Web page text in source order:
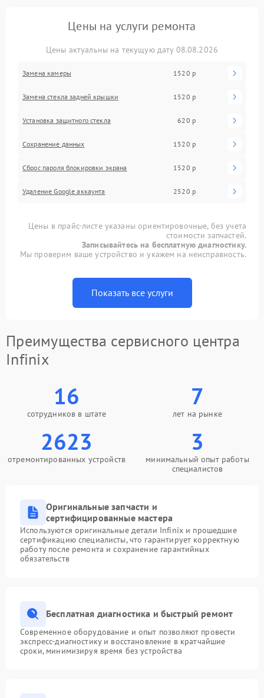
Цены на услуги ремонта
Цены актуальны на текущую дату 08.08.2026
Замена камеры 1520 р
Замена стекла задней крышки 1520 р
Установка защитного стекла 620 р
Сохранение данных 1520 р
Сброс пароля блокировки экрана 1520 р
Удаление Google аккаунта 2520 р
Цены в прайс-листе указаны ориентировочные, без учета
стоимости запчастей.
Записывайтесь на бесплатную диагностику.
Мы проверим ваше устройство и укажем на неисправность.
Показать все услуги
Преимущества сервисного центра
Infinix
16
сотрудников в штате
7
лет на рынке
2623
отремонтированных устройств
3
минимальный опыт работы
специалистов
Оригинальные запчасти и
сертифицированные мастера
Используются оригинальные детали Infinix и прошедшие
сертификацию специалисты, что гарантирует корректную
работу после ремонта и сохранение гарантийных
обязательств
Бесплатная диагностика и быстрый ремонт
Современное оборудование и опыт позволяют провести
экспресс-диагностику и восстановление в кратчайшие
сроки, минимизируя время без устройства